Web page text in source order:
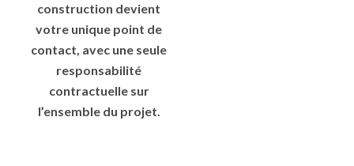
construction devient
votre unique point de
contact, avec une seule
responsabilité
contractuelle sur
l’ensemble du projet.